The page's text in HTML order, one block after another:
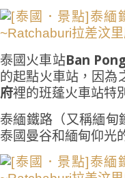
泰國火車站Ban
的起點火車站，因為
府裡的班蓬火車站特
泰緬鐵路（又稱緬甸
泰國曼谷和緬甸仰光